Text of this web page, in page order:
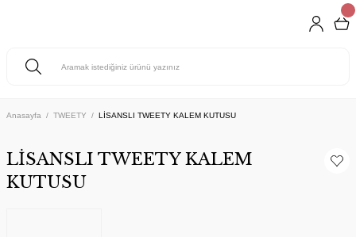
Anasayfa TWEETY LİSANSLI TWEETY KALEM KUTUSU
LİSANSLI TWEETY KALEM
KUTUSU